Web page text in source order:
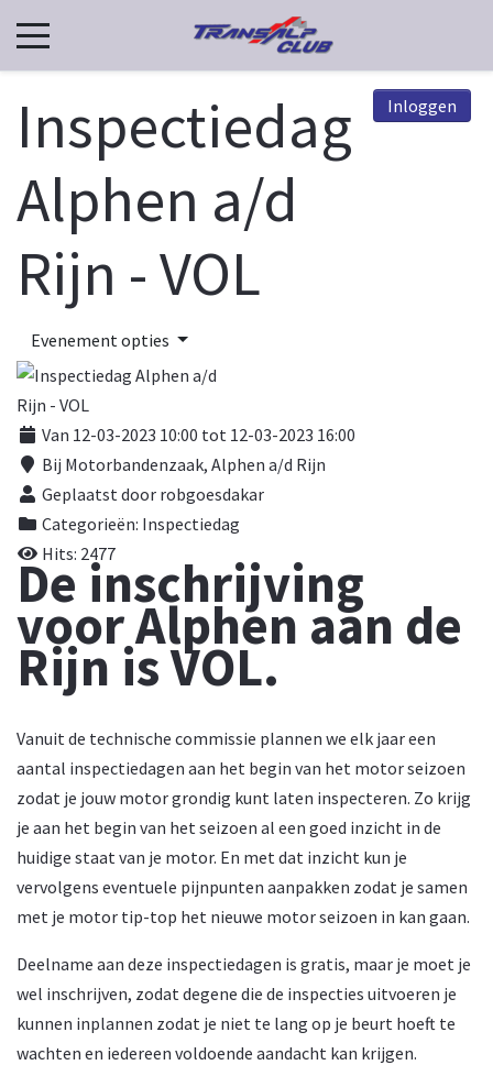
Inloggen
Inspectiedag
Alphen a/d
Rijn - VOL
Evenement opties
Van 12-03-2023 10:00 tot 12-03-2023 16:00
Bij Motorbandenzaak, Alphen a/d Rijn
Geplaatst door robgoesdakar
Categorieën: Inspectiedag
Hits: 2477
De inschrijving
voor Alphen aan de
Rijn is VOL.
Vanuit de technische commissie plannen we elk jaar een
aantal inspectiedagen aan het begin van het motor seizoen
zodat je jouw motor grondig kunt laten inspecteren. Zo krijg
je aan het begin van het seizoen al een goed inzicht in de
huidige staat van je motor. En met dat inzicht kun je
vervolgens eventuele pijnpunten aanpakken zodat je samen
met je motor tip-top het nieuwe motor seizoen in kan gaan.
Deelname aan deze inspectiedagen is gratis, maar je moet je
wel inschrijven, zodat degene die de inspecties uitvoeren je
kunnen inplannen zodat je niet te lang op je beurt hoeft te
wachten en iedereen voldoende aandacht kan krijgen.